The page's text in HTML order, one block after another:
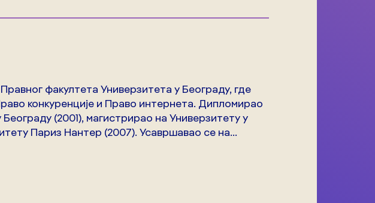
Правног факултета Универзитета у Београду, где
конкуренције и Право интернета. Дипломирао
(2001), магистрирао на Универзитету у
Париз Нантер (2007). Усавршавао се на...